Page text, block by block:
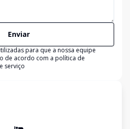
Enviar
para que a nossa equipe
de acordo com a política de
serviço